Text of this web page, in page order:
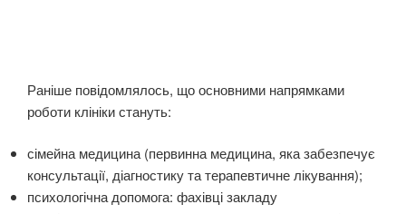
Раніше повідомлялось, що основними напрямками
роботи клініки стануть:
сімейна медицина (первинна медицина, яка забезпечує
консультації, діагностику та терапевтичне лікування);
психологічна допомога: фахівці закладу